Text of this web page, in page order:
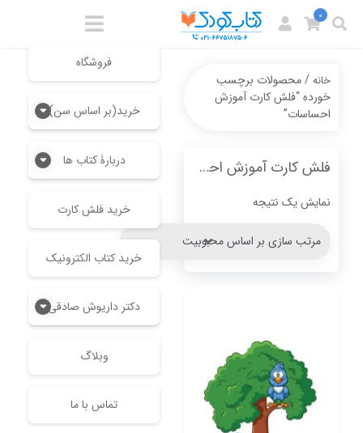
فروشگاه
خرید(بر اساس سن)
دربارۀ کتاب ها
خرید فلش کارت
خرید کتاب الکترونیک
دکتر داریوش صادقی
وبلاگ
تماس با ما
0
خانه/ محصولات برچسب
خورده “فلش کارت آموزش
احساسات”
فلش کارت آموزش احساسات
نمایش یک نتیجه